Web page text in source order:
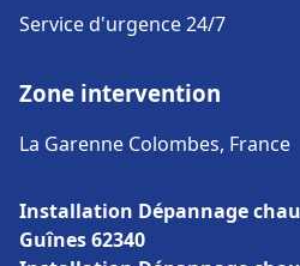
Service d'urgence 24/7
Zone intervention
La Garenne Colombes, France
Installation Dépannage
Guînes 62340